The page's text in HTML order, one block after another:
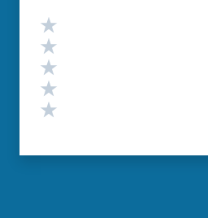
Valutazione